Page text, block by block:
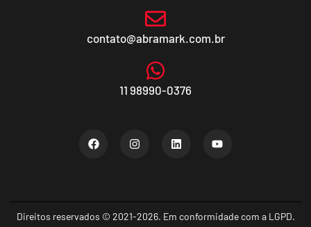
contato@abramark.com.br
11 98990-0376
Direitos reservados © 2021-2026. Em conformidade com a LGPD.